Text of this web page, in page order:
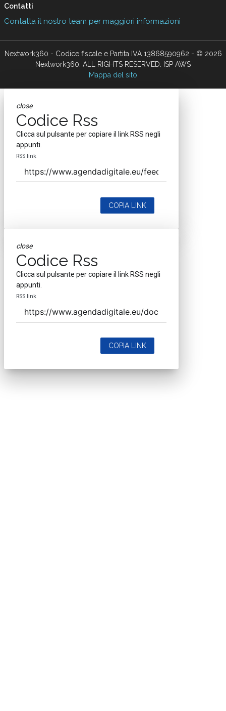
Contatti
Contatta il nostro team per maggiori informazioni
Nextwork360 - Codice fiscale e Partita IVA 13868590962 - © 2026
Nextwork360. ALL RIGHTS RESERVED. ISP AWS
Mappa del sito
close
Codice Rss
Clicca sul pulsante per copiare il link RSS negli
appunti.
RSS link
COPIA LINK
close
Codice Rss
Clicca sul pulsante per copiare il link RSS negli
appunti.
RSS link
COPIA LINK